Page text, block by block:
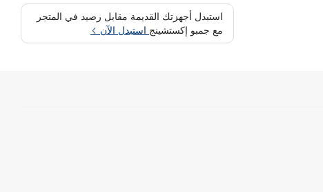
استبدل أجهزتك القديمة مقابل رصيد في المتجر
مع جمبو إكستشينج استبدل الآن